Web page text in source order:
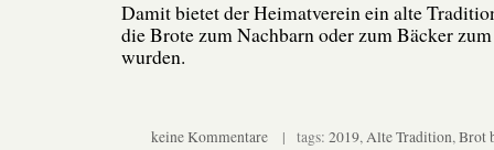
Damit bietet der Heimatverein ein alte
die Brote zum Nachbarn oder zum Bäcker
wurden.
keine Kommentare| tags: 2019,Alte Tradition,Brot